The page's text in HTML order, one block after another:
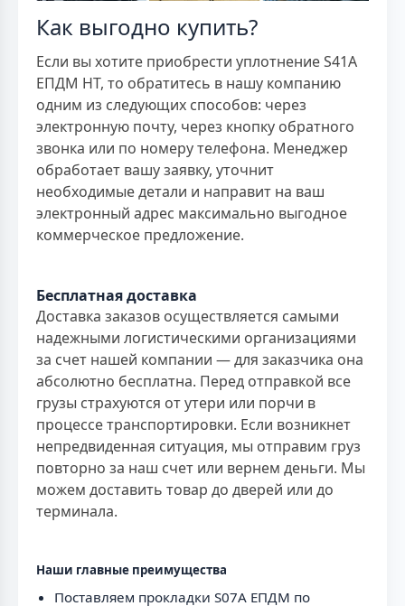
Как выгодно купить?
Если вы хотите приобрести уплотнение S41A
ЕПДМ HT, то обратитесь в нашу компанию
одним из следующих способов: через
электронную почту, через кнопку обратного
звонка или по номеру телефона. Менеджер
обработает вашу заявку, уточнит
необходимые детали и направит на ваш
электронный адрес максимально выгодное
коммерческое предложение.
Бесплатная доставка
Доставка заказов осуществляется самыми
надежными логистическими организациями
за счет нашей компании — для заказчика она
абсолютно бесплатна. Перед отправкой все
грузы страхуются от утери или порчи в
процессе транспортировки. Если возникнет
непредвиденная ситуация, мы отправим груз
повторно за наш счет или вернем деньги. Мы
можем доставить товар до дверей или до
терминала.
Наши главные преимущества
Поставляем прокладки S07A ЕПДМ по